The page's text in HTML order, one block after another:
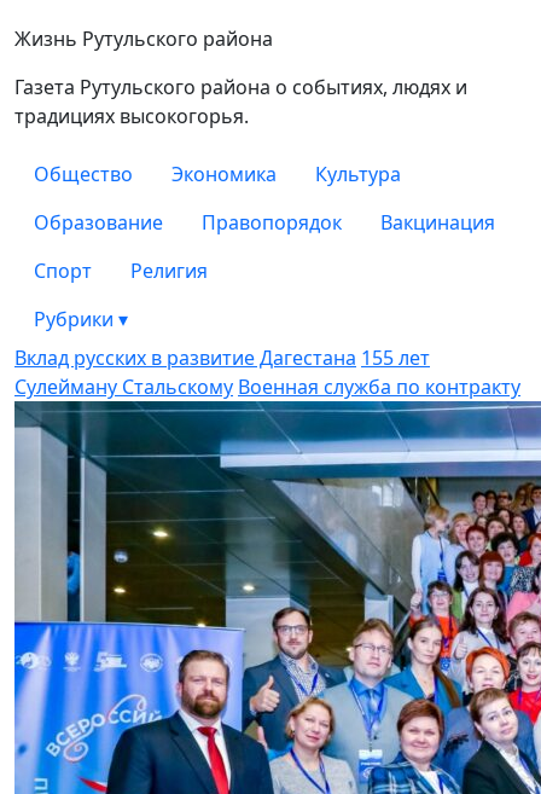
Рутульские новости
Жизнь Рутульского района
Газета Рутульского района о событиях, людях и
традициях высокогорья.
Общество Экономика
Культура
Образование
Правопорядок
Вакцинация
Спорт
Религия
Рубрики ▾
Вклад русских в развитие Дагестана 155 лет
Сулейману Стальскому Военная служба по контракту